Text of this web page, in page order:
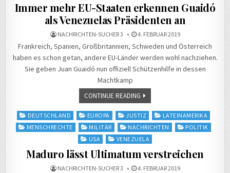
Immer mehr EU-Staaten erkennen Guaidó
als Venezuelas Präsidenten an
NACHRICHTEN-SUCHER 3 4. FEBRUAR 2019
Frankreich, Spanien, Großbritannien, Schweden und Österreich
haben es schon getan, andere EU-Länder werden wohl nachziehen.
Sie geben Juan Guaidó nun offiziell Schützenhilfe in dessen
Machtkamp
CONTINUE READING
Posted
in
DEUTSCHLAND EUROPA JUSTIZ
LATEINAMERIKA
MENSCHRECHTE
MILITÄR NACHRICHTEN
POLITIK
USA
VENEZUELA
Maduro lässt Ultimatum verstreichen
NACHRICHTEN-SUCHER 3 4. FEBRUAR 2019